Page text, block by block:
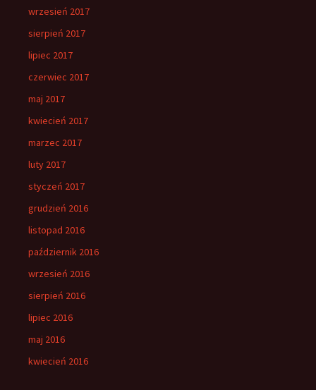
wrzesień 2017
sierpień 2017
lipiec 2017
czerwiec 2017
maj 2017
kwiecień 2017
marzec 2017
luty 2017
styczeń 2017
grudzień 2016
listopad 2016
październik 2016
wrzesień 2016
sierpień 2016
lipiec 2016
maj 2016
kwiecień 2016